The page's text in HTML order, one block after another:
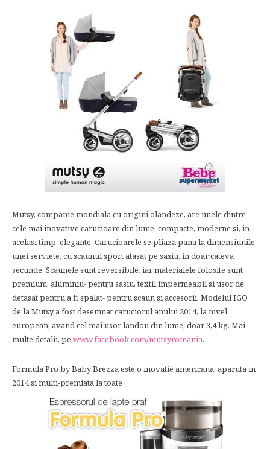
Mutsy, companie mondiala cu origini olandeze, are unele dintre
cele mai inovative carucioare din lume, compacte, moderne si, in
acelasi timp, elegante. Carucioarele se pliaza pana la dimensiunile
unei serviete, cu scaunul sport atasat pe sasiu, in doar cateva
secunde. Scaunele sunt reversibile, iar materialele folosite sunt
premium: aluminiu- pentru sasiu, textil impermeabil si usor de
detasat pentru a fi spalat- pentru scaun si accesorii. Modelul IGO
de la Mutsy a fost desemnat caruciorul anului 2014, la nivel
european, avand cel mai usor landou din lume, doar 3,4 kg. Mai
multe detalii, pe www.facebook.com/mutsyromania.
Formula Pro by Baby Brezza este o inovatie americana, aparuta in
2014 si multi-premiata la toate